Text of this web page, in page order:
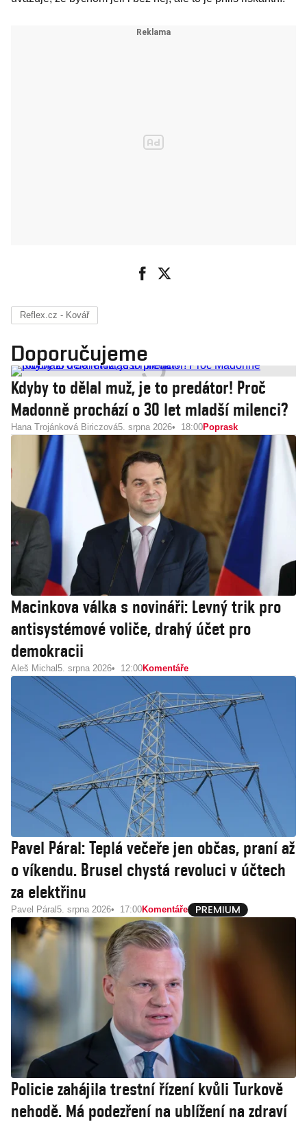
Reflex.cz - Kovář
Doporučujeme
Kdyby to dělal muž, je to predátor! Proč
Madonně prochází o 30 let mladší milenci?
Hana Trojánková Biriczová5. srpna 2026 18:00Poprask
Macinkova válka s novináři: Levný trik pro
antisystémové voliče, drahý účet pro
demokracii
Aleš Michal 5. srpna 2026 12:00Komentáře
Pavel Páral: Teplá večeře jen občas, praní až
o víkendu. Brusel chystá revoluci v účtech
za elektřinu
Pavel Páral 5. srpna 2026 17:00Komentáře
Policie zahájila trestní řízení kvůli Turkově
nehodě. Má podezření na ublížení na zdraví